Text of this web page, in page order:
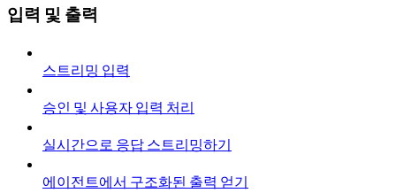
입력 및 출력
스트리밍 입력
승인 및 사용자 입력 처리
실시간으로 응답 스트리밍하기
에이전트에서 구조화된 출력 얻기